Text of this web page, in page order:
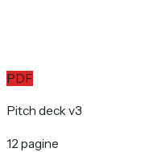
PDF
Pitch deck v3
12 pagine